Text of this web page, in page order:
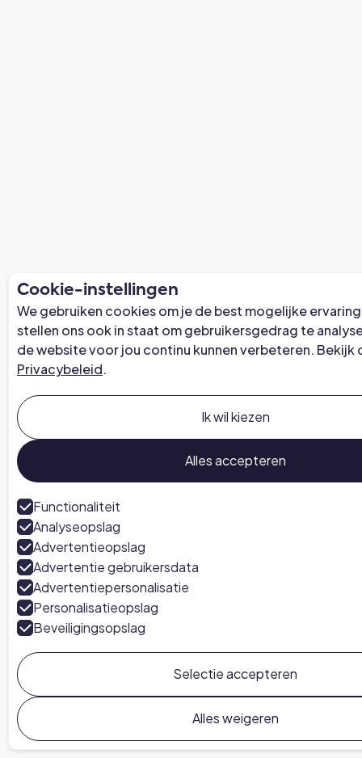
Cookie-instellingen
We gebruiken cookies om je de best mogelijke
stellen ons ook in staat om gebruikersgedrag te
de website voor jou continu kunnen verbeteren. Bekijk
Privacybeleid.
Ik wil kiezen
Alles accepteren
Functionaliteit
Analyseopslag
Advertentieopslag
Advertentie gebruikersdata
Advertentiepersonalisatie
Personalisatieopslag
Beveiligingsopslag
Selectie accepteren
Alles weigeren